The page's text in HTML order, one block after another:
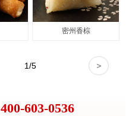
密州香棕
>
1/5
400-603-0536